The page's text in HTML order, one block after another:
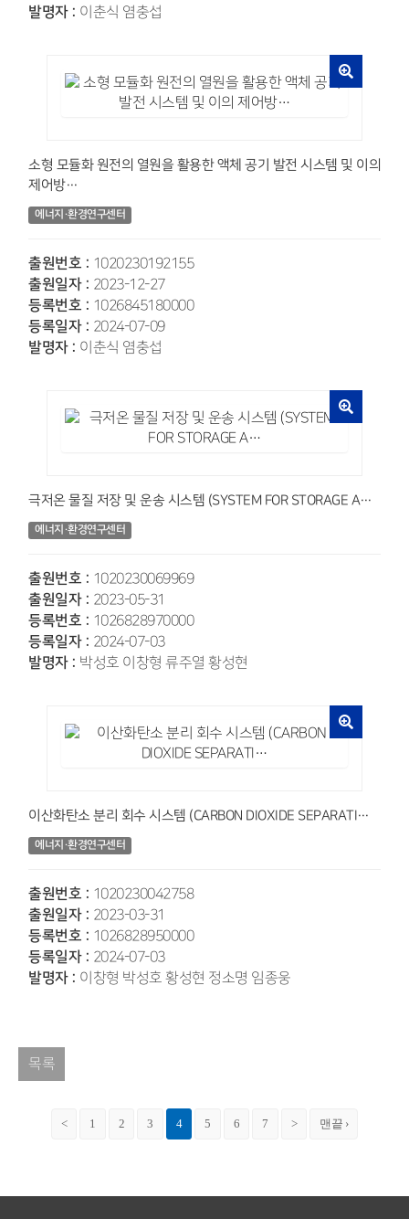
발명자 : 이춘식 염충섭
소형 모듈화 원전의 열원을 활용한 액체 공기 발전 시스템 및 이의
제어방…
에너지·환경연구센터
출원번호 : 1020230192155
출원일자 : 2023-12-27
등록번호 : 1026845180000
등록일자 : 2024-07-09
발명자 : 이춘식 염충섭
극저온 물질 저장 및 운송 시스템 (SYSTEM FOR STORAGE A…
에너지·환경연구센터
출원번호 : 1020230069969
출원일자 : 2023-05-31
등록번호 : 1026828970000
등록일자 : 2024-07-03
발명자 : 박성호 이창형 류주열 황성현
이산화탄소 분리 회수 시스템 (CARBON DIOXIDE SEPARATI…
에너지·환경연구센터
출원번호 : 1020230042758
출원일자 : 2023-03-31
등록번호 : 1026828950000
등록일자 : 2024-07-03
발명자 : 이창형 박성호 황성현 정소명 임종웅
목록
< 1 2 3 4 5 6 7 > 맨끝 ›